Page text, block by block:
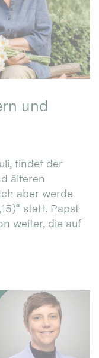
und
findet der
älteren
aber werde
statt. Papst
weiter, die auf